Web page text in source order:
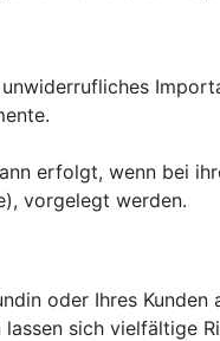
erfolgt, wenn bei
vorgelegt werden.
oder Ihres
sich vielfältige